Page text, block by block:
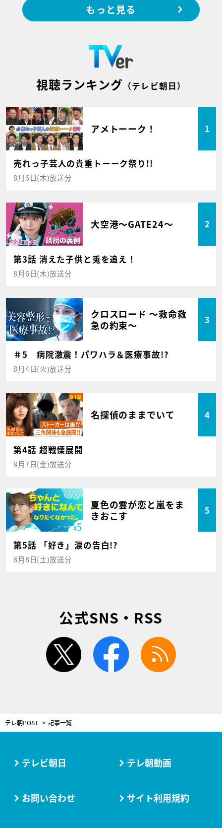
もっと見る
視聴ランキング （テレビ朝日）
アメトーーク！ 1
売れっ子芸人の貴重トーーク祭り!!
8月6日(木)放送分
大空港～GATE24～ 2
第3話 消えた子供と兎を追え！
8月6日(木)放送分
クロスロード ～救命救
急の約束～
3
＃5 病院激震！パワハラ＆医療事故!?
8月4日(火)放送分
名探偵のままでいて 4
第4話 超戦慄展開
8月7日(金)放送分
夏色の雲が恋と嵐をま
きおこす
5
第5話 「好き」涙の告白!?
8月8日(土)放送分
公式SNS・RSS
twitter facebook
テレ朝POST 記事一覧
テレビ朝日 テレ朝動画
お問い合わせ サイト利用規約